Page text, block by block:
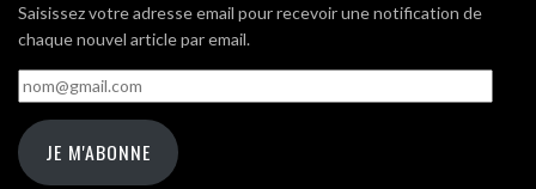
Saisissez votre adresse email pour recevoir une notification de
chaque nouvel article par email.
nom@gmail.com
JE M'ABONNE